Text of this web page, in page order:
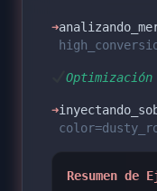
➜
Optimización
➜
Resumen de